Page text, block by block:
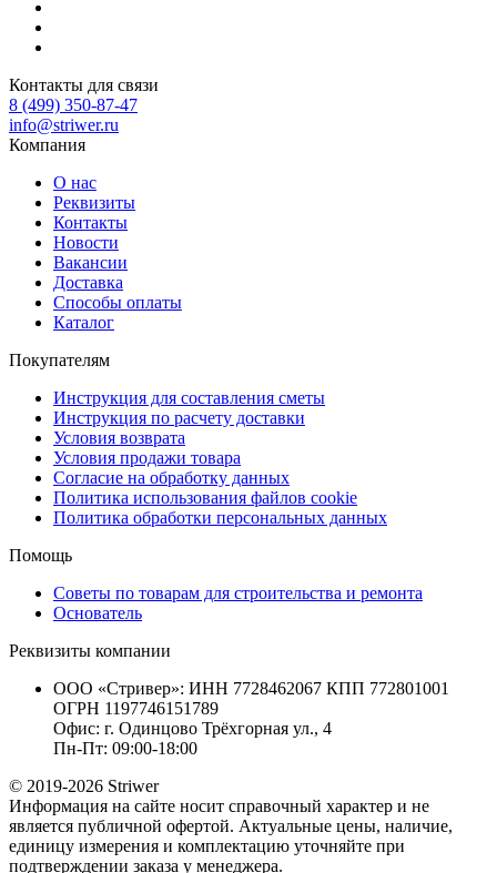
Контакты для связи
8 (499) 350-87-47
info@striwer.ru
Компания
О нас
Реквизиты
Контакты
Новости
Вакансии
Доставка
Способы оплаты
Каталог
Покупателям
Инструкция для составления сметы
Инструкция по расчету доставки
Условия возврата
Условия продажи товара
Согласие на обработку данных
Политика использования файлов cookie
Политика обработки персональных данных
Помощь
Советы по товарам для строительства и ремонта
Основатель
Реквизиты компании
ООО «Стривер»: ИНН 7728462067 КПП 772801001
ОГРН 1197746151789
Офис: г. Одинцово Трёхгорная ул., 4
Пн-Пт: 09:00-18:00
© 2019-2026 Striwer
Информация на сайте носит справочный характер и не
является публичной офертой. Актуальные цены, наличие,
единицу измерения и комплектацию уточняйте при
подтверждении заказа у менеджера.